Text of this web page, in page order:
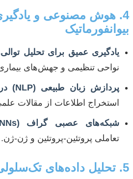
4. هوش مصنوعی و
بیوانفورماتیک
یادگیری عمیق برای تحلیل
نواحی تنظیمی و جهش‌های
پردازش زبان طبیعی (NLP) در متون زیست‌پزشکی:
استخراج اطلاعات از مقالات
شبکه‌های عصبی گراف (GNNs):
تعاملی پروتئین-پروتئین و ژن-ژن.
5. تحلیل داده‌های تک‌سلولی و چندامیکس